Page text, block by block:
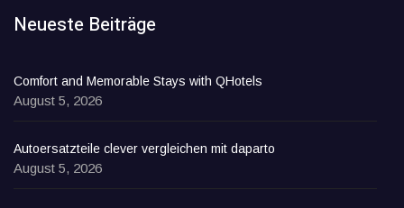
Neueste Beiträge
Comfort and Memorable Stays with QHotels
August 5, 2026
Autoersatzteile clever vergleichen mit daparto
August 5, 2026